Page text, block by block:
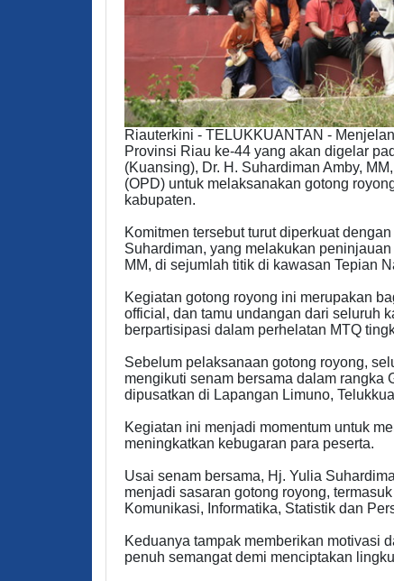
Riauterkini - TELUKKUANTAN -
Provinsi Riau ke-44 yang akan digelar
(Kuansing), Dr. H. Suhardiman Amby,
(OPD) untuk melaksanakan gotong
kabupaten.
Komitmen tersebut turut diperkuat
Suhardiman, yang melakukan
MM, di sejumlah titik di kawasan Tepian
Kegiatan gotong royong ini merupakan
official, dan tamu undangan dari seluruh
berpartisipasi dalam perhelatan MTQ
Sebelum pelaksanaan gotong royong,
mengikuti senam bersama dalam rangka
dipusatkan di Lapangan Limuno,
Kegiatan ini menjadi momentum untuk
meningkatkan kebugaran para peserta.
Usai senam bersama, Hj. Yulia
menjadi sasaran gotong royong,
Komunikasi, Informatika, Statistik dan
Keduanya tampak memberikan motivasi
penuh semangat demi menciptakan